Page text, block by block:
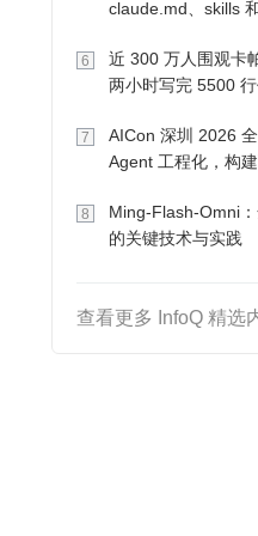
claude.md、skills
6
近 300 万人围观卡
两小时写完 5500 行
7
AICon 深圳 2026
Agent 工程化，构
8
Ming-Flash-Omni
的关键技术与实践
查看更多 InfoQ 精选